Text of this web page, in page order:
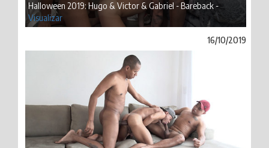
Halloween 2019: Hugo & Victor & Gabriel - Bareback -
Visualizar
16/10/2019